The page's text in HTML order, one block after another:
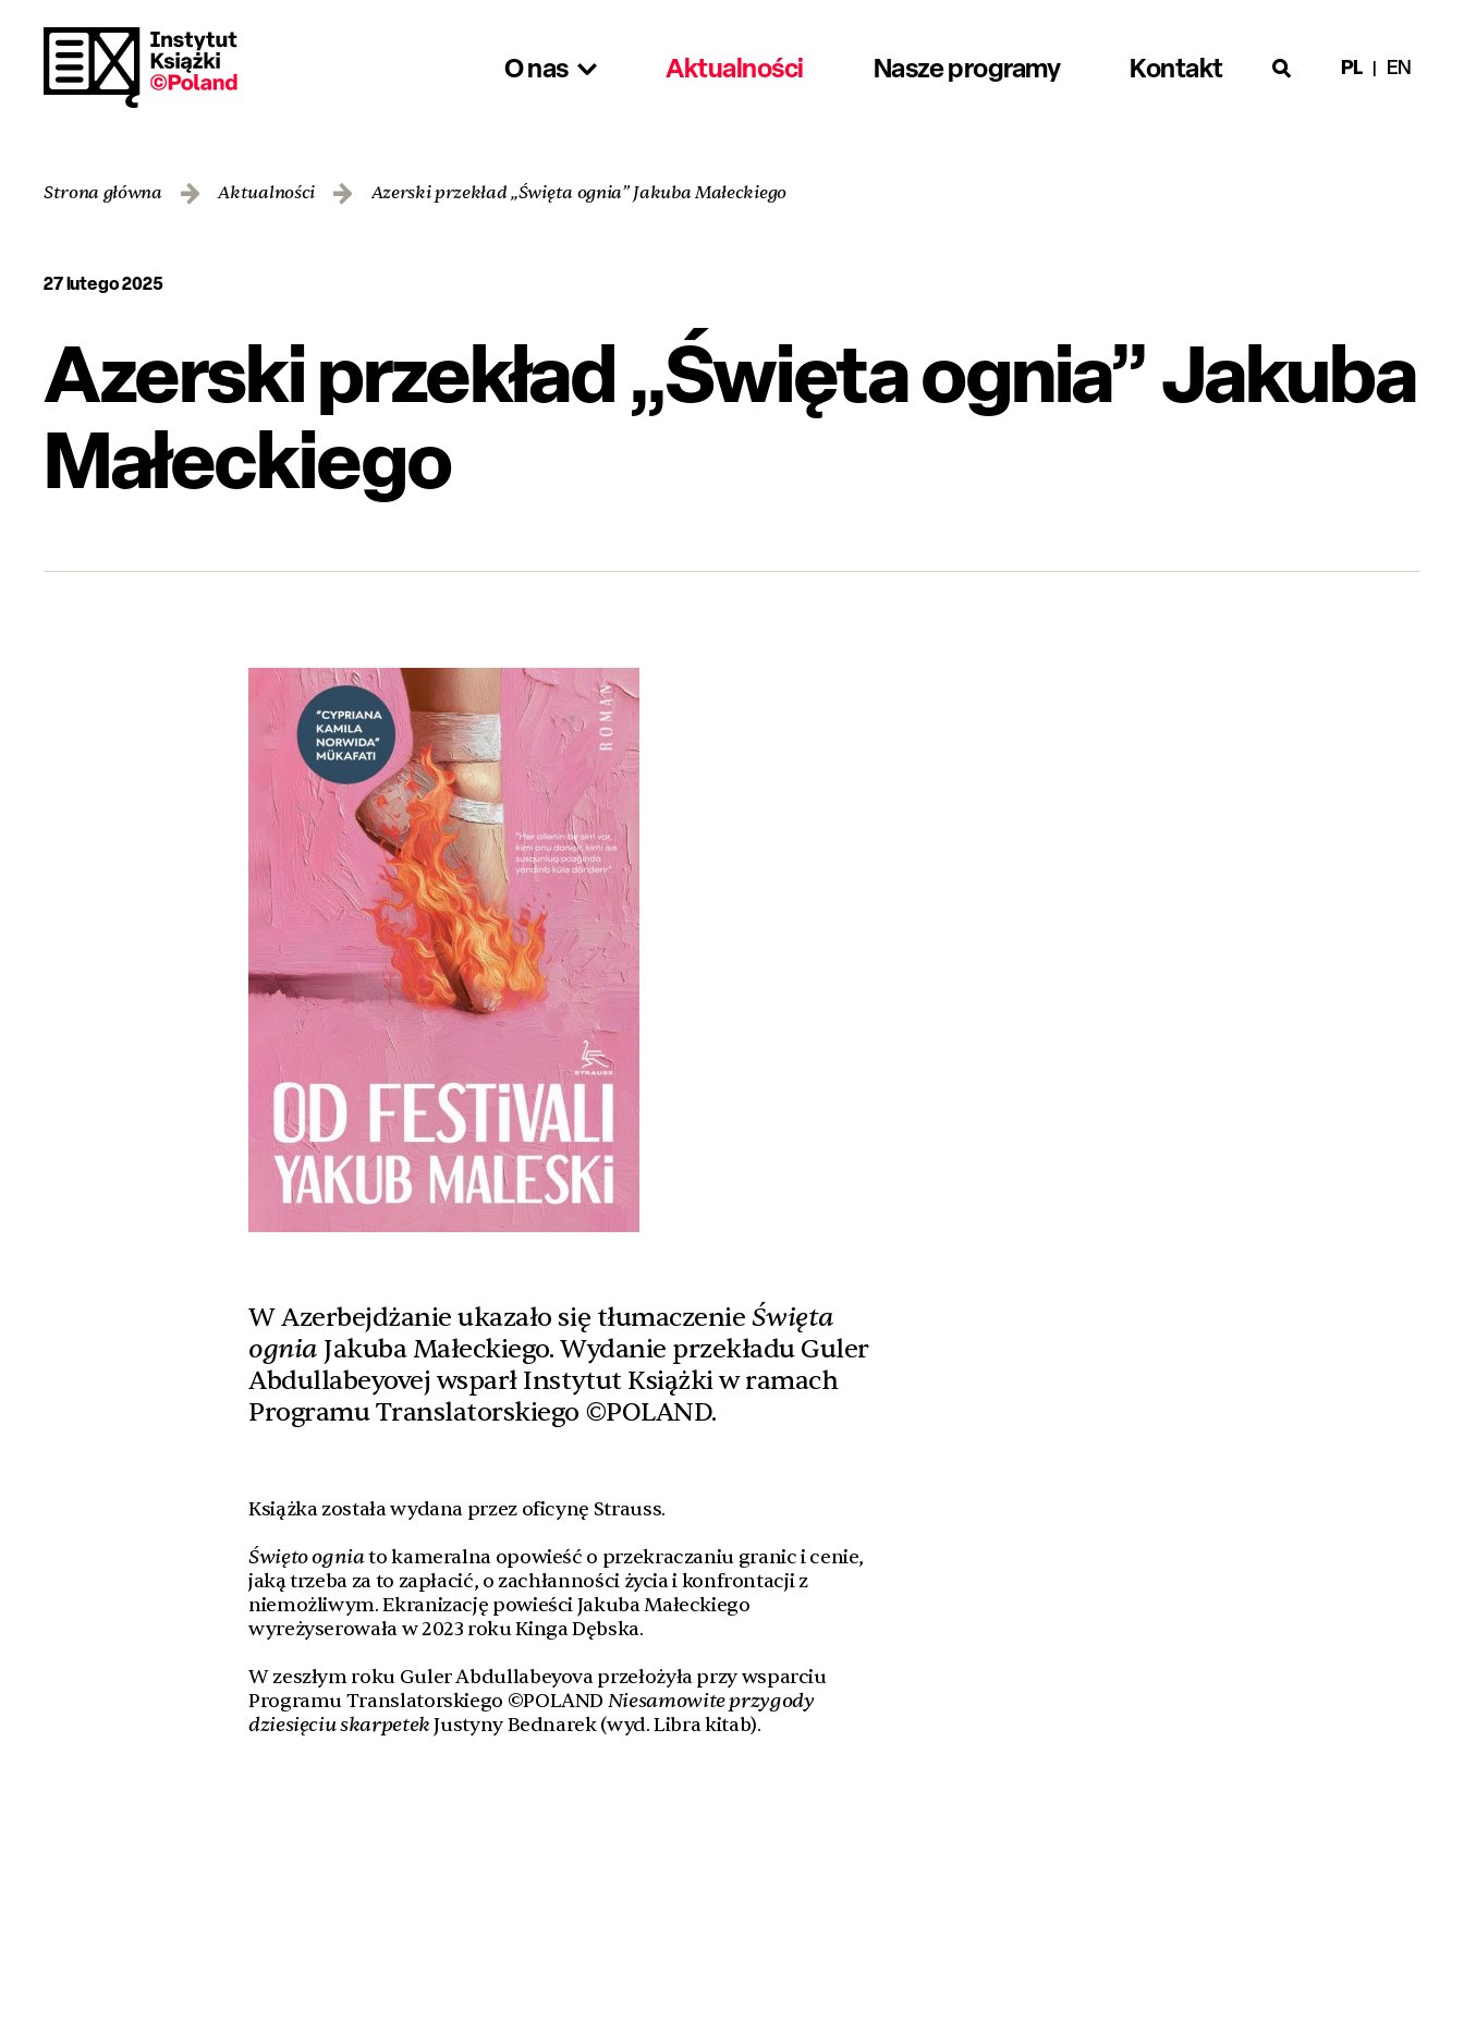
O nas Aktualności Nasze programy Kontakt PL EN
Strona główna Aktualności Azerski przekład „Święta ognia” Jakuba Małeckiego
27 lutego 2025
Azerski przekład „Święta ognia” Jakuba
Małeckiego
W Azerbejdżanie ukazało się tłumaczenieŚwięta
ognia Jakuba Małeckiego. Wydanie przekładu Guler
Abdullabeyovej wsparł Instytut Książki w ramach
Programu Translatorskiego ©POLAND.
Książka została wydana przez oficynę Strauss.
Święto ogniato kameralna opowieść o przekraczaniu granic i cenie,
jaką trzeba za to zapłacić, o zachłanności życia i konfrontacji z
niemożliwym. Ekranizację powieści Jakuba Małeckiego
wyreżyserowała w 2023 roku Kinga Dębska.
W zeszłym roku Guler Abdullabeyova przełożyła przy wsparciu
Programu Translatorskiego ©POLAND Niesamowite przygody
dziesięciu skarpetekJustyny Bednarek (wyd. Libra kitab).